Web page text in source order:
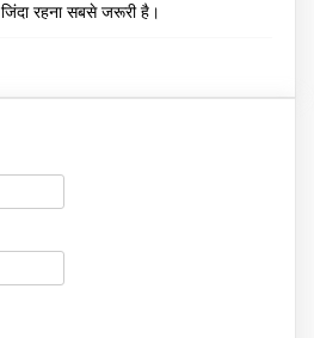
जिंदा रहना सबसे जरूरी है।